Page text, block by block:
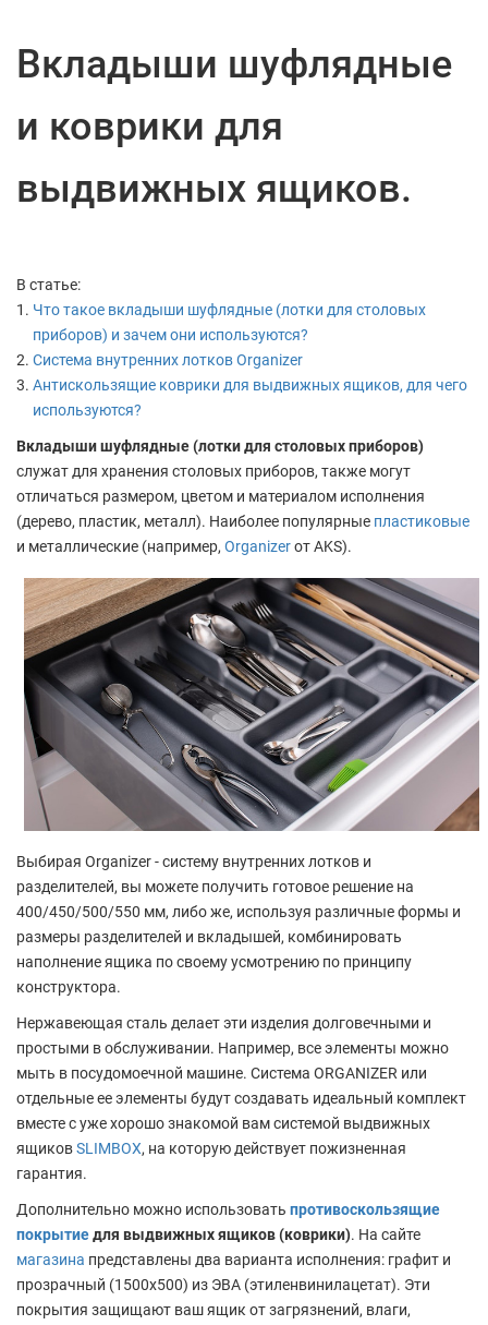
Вкладыши шуфлядные
и коврики для
выдвижных ящиков.
В статье:
Что такое вкладыши шуфлядные (лотки для столовых
приборов) и зачем они используются?
Система внутренних лотков Organizer
Антискользящие коврики для выдвижных ящиков, для чего
используются?
Вкладыши шуфлядные (лотки для столовых приборов)
служат для хранения столовых приборов, также могут
отличаться размером, цветом и материалом исполнения
(дерево, пластик, металл). Наиболее популярные пластиковые
и металлические (например, Organizerот AKS).
Выбирая Organizer - систему внутренних лотков и
разделителей, вы можете получить готовое решение на
400/450/500/550 мм, либо же, используя различные формы и
размеры разделителей и вкладышей, комбинировать
наполнение ящика по своему усмотрению по принципу
конструктора.
Нержавеющая сталь делает эти изделия долговечными и
простыми в обслуживании. Например, все элементы можно
мыть в посудомоечной машине. Система ORGANIZER или
отдельные ее элементы будут создавать идеальный комплект
вместе с уже хорошо знакомой вам системой выдвижных
ящиковSLIMBOX, на которую действует пожизненная
гарантия.
Дополнительно можно использовать противоскользящие
покрытиедля выдвижных ящиков (коврики). На сайте
магазина представлены два варианта исполнения: графит и
прозрачный (1500х500) из ЭВА (этиленвинилацетат). Эти
покрытия защищают ваш ящик от загрязнений, влаги,